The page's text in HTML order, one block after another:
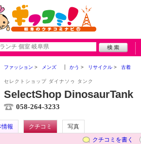
ファッション メンズ かう リサイクル 古着
セレクトショップ ダイナソゥ タンク
SelectShop DinosaurTank
058-264-3233
情報 クチコミ
写真
クチコミを書く